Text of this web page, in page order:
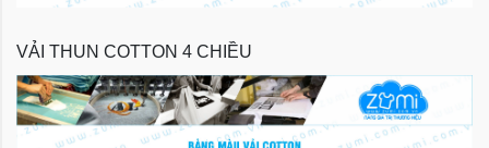
VẢI THUN COTTON 4 CHIỀU